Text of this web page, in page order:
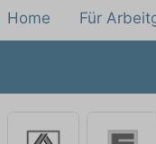
Home Für